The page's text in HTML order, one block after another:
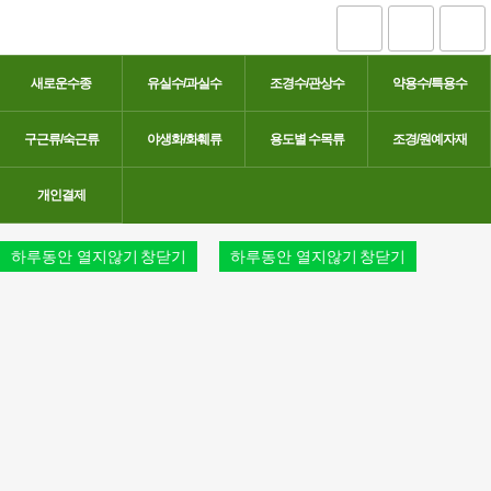
새로운수종 유실수/과실수 조경수/관상수 약용수/특용수
구근류/숙근류 야생화/화훼류 용도별 수목류 조경/원예자재
개인결제
하루동안 열지않기 창닫기 하루동안 열지않기 창닫기